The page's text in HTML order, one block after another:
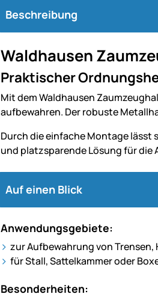
Beschreibung
Waldhausen
Praktischer
Mit dem Waldhausen
aufbewahren. Der robuste
Durch die einfache Montage lässt
und platzsparende Lösung für
Auf einen Blick
Anwendungsgebiete:
zur Aufbewahrung von
für Stall, Sattelkammer oder
Besonderheiten: